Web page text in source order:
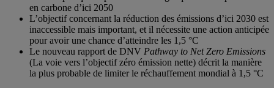
en carbone d’ici 2050
L’objectif concernant la réduction des émissions d’ici 2030 est
inaccessible mais important, et il nécessite une action anticipée
pour avoir une chance d’atteindre les 1,5 °C
Le nouveau rapport de DNV Pathway to Net Zero Emissions
(La voie vers l’objectif zéro émission nette) décrit la manière
la plus probable de limiter le réchauffement mondial à 1,5 °C